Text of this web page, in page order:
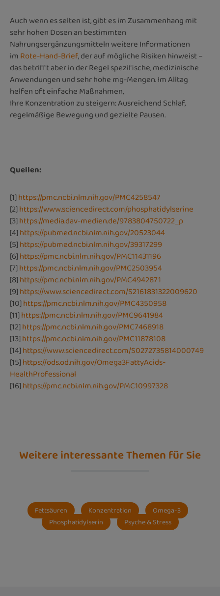
Auch wenn es selten ist, gibt es im Zusammenhang mit
sehr hohen Dosen an bestimmten
Nahrungsergänzungsmitteln weitere Informationen
imRote-Hand-Brief, der auf mögliche Risiken hinweist –
das betrifft aber in der Regel spezifische, medizinische
Anwendungen und sehr hohe mg-Mengen. Im Alltag
helfen oft einfache Maßnahmen,
Ihre Konzentration zu steigern: Ausreichend Schlaf,
regelmäßige Bewegung und gezielte Pausen.
Quellen:
[1]https://pmc.ncbi.nlm.nih.gov/PMC4258547
[2]https://www.sciencedirect.com/phosphatidylserine
[3]https://media.dav-medien.de/9783804750722_p
[4]https://pubmed.ncbi.nlm.nih.gov/20523044
[5]https://pubmed.ncbi.nlm.nih.gov/39317299
[6]https://pmc.ncbi.nlm.nih.gov/PMC11431196
[7]https://pmc.ncbi.nlm.nih.gov/PMC2503954
[8]https://pmc.ncbi.nlm.nih.gov/PMC4942871
[9]https://www.sciencedirect.com/S2161831322009620
[10]https://pmc.ncbi.nlm.nih.gov/PMC4350958
[11]https://pmc.ncbi.nlm.nih.gov/PMC9641984
[12]https://pmc.ncbi.nlm.nih.gov/PMC7468918
[13]https://pmc.ncbi.nlm.nih.gov/PMC11878108
[14]https://www.sciencedirect.com/S0272735814000749
[15]https://ods.od.nih.gov/Omega3FattyAcids-
HealthProfessional
[16]https://pmc.ncbi.nlm.nih.gov/PMC10997328
Weitere interessante Themen für Sie
Fettsäuren Konzentration
Omega-3
Phosphatidylserin
Psyche & Stress